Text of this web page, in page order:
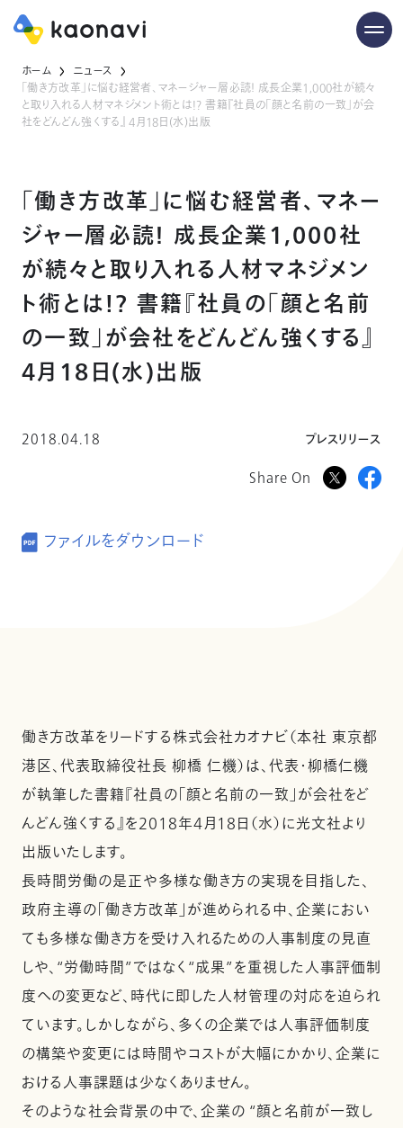
ホーム
ニュース
「働き方改革」に悩む経営者、マネージャー層必読！ 成長企業1,000社が続々
と取り入れる人材マネジメント術とは!? 書籍『社員の「顔と名前の一致」が会
社をどんどん強くする』 4月18日(水)出版
「働き方改革」に悩む経営者、マネー
ジャー層必読！ 成長企業1,000社
が続々と取り入れる人材マネジメン
ト術とは!? 書籍『社員の「顔と名前
の一致」が会社をどんどん強くする』
4月18日(水)出版
2018.04.18 プレスリリース
Share On
ファイルをダウンロード
働き方改革をリードする株式会社カオナビ（本社 東京都
港区、代表取締役社長 柳橋 仁機）は、代表・柳橋仁機
が執筆した書籍『社員の「顔と名前の一致」が会社をど
んどん強くする』を2018年4月18日（水）に光文社より
出版いたします。
長時間労働の是正や多様な働き方の実現を目指した、
政府主導の「働き方改革」が進められる中、企業におい
ても多様な働き方を受け入れるための人事制度の見直
しや、“労働時間”ではなく“成果”を重視した人事評価制
度への変更など、時代に即した人材管理の対応を迫られ
ています。しかしながら、多くの企業では人事評価制度
の構築や変更には時間やコストが大幅にかかり、企業に
おける人事課題は少なくありません。
そのような社会背景の中で、企業の “顔と名前が一致し